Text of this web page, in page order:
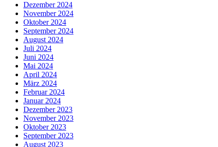
Dezember 2024
November 2024
Oktober 2024
September 2024
August 2024
Juli 2024
Juni 2024
Mai 2024
April 2024
März 2024
Februar 2024
Januar 2024
Dezember 2023
November 2023
Oktober 2023
September 2023
August 2023